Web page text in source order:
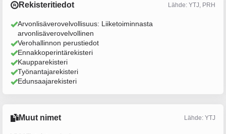
Rekisteritiedot Lähde: YTJ, PRH
Arvonlisäverovelvollisuus: Liiketoiminnasta
arvonlisäverovelvollinen
Verohallinnon perustiedot
Ennakkoperintärekisteri
Kaupparekisteri
Työnantajarekisteri
Edunsaajarekisteri
Muut nimet Lähde: YTJ